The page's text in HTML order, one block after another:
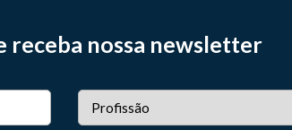
receba nossa newsletter